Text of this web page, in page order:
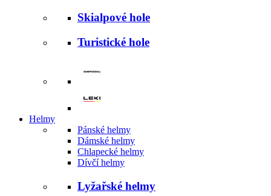
Skialpové hole
Turistické hole
Helmy
Pánské helmy
Dámské helmy
Chlapecké helmy
Dívčí helmy
Lyžařské helmy